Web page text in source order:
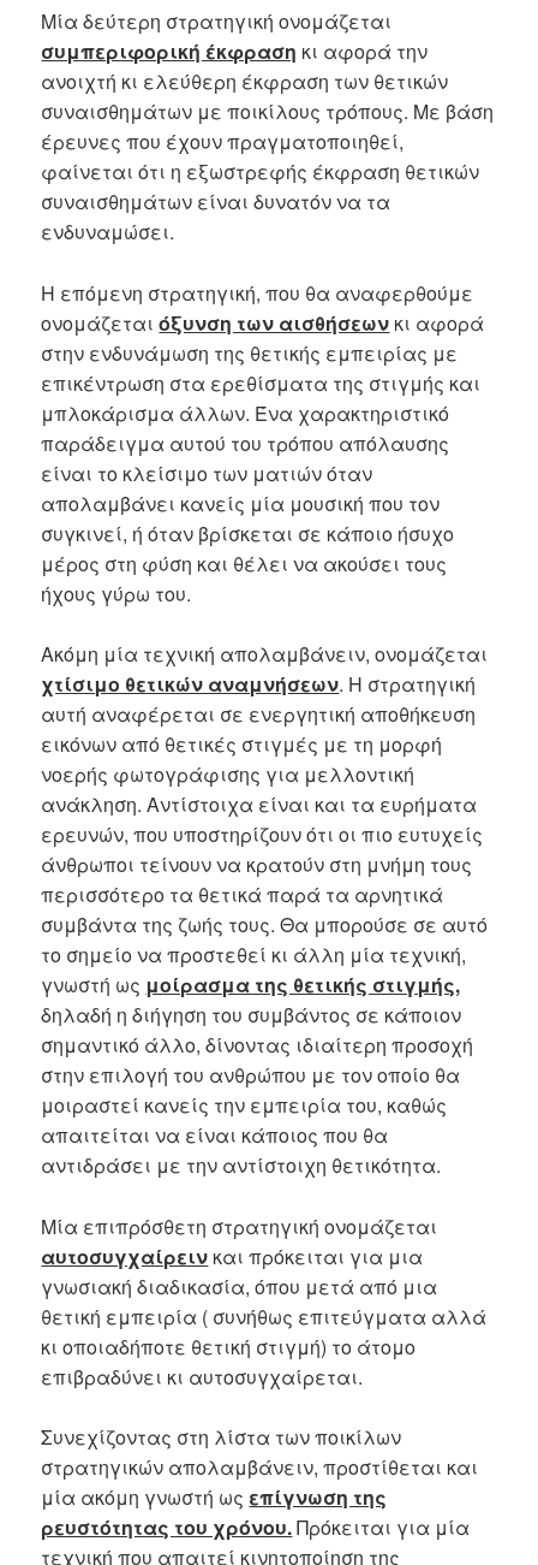
Μία δεύτερη στρατηγική ονομάζεται
συμπεριφορική έκφραση κι αφορά την
ανοιχτή κι ελεύθερη έκφραση των θετικών
συναισθημάτων με ποικίλους τρόπους. Με βάση
έρευνες που έχουν πραγματοποιηθεί,
φαίνεται ότι η εξωστρεφής έκφραση θετικών
συναισθημάτων είναι δυνατόν να τα
ενδυναμώσει.
Η επόμενη στρατηγική, που θα αναφερθούμε
ονομάζεταιόξυνση των αισθήσεων κι αφορά
στην ενδυνάμωση της θετικής εμπειρίας με
επικέντρωση στα ερεθίσματα της στιγμής και
μπλοκάρισμα άλλων. Ένα χαρακτηριστικό
παράδειγμα αυτού του τρόπου απόλαυσης
είναι το κλείσιμο των ματιών όταν
απολαμβάνει κανείς μία μουσική που τον
συγκινεί, ή όταν βρίσκεται σε κάποιο ήσυχο
μέρος στη φύση και θέλει να ακούσει τους
ήχους γύρω του.
Ακόμη μία τεχνική απολαμβάνειν, ονομάζεται
χτίσιμο θετικών αναμνήσεων. Η στρατηγική
αυτή αναφέρεται σε ενεργητική αποθήκευση
εικόνων από θετικές στιγμές με τη μορφή
νοερής φωτογράφισης για μελλοντική
ανάκληση. Αντίστοιχα είναι και τα ευρήματα
ερευνών, που υποστηρίζουν ότι οι πιο ευτυχείς
άνθρωποι τείνουν να κρατούν στη μνήμη τους
περισσότερο τα θετικά παρά τα αρνητικά
συμβάντα της ζωής τους. Θα μπορούσε σε αυτό
το σημείο να προστεθεί κι άλλη μία τεχνική,
γνωστή ως μοίρασμα της θετικής στιγμής,
δηλαδή η διήγηση του συμβάντος σε κάποιον
σημαντικό άλλο, δίνοντας ιδιαίτερη προσοχή
στην επιλογή του ανθρώπου με τον οποίο θα
μοιραστεί κανείς την εμπειρία του, καθώς
απαιτείται να είναι κάποιος που θα
αντιδράσει με την αντίστοιχη θετικότητα.
Μία επιπρόσθετη στρατηγική ονομάζεται
αυτοσυγχαίρειν και πρόκειται για μια
γνωσιακή διαδικασία, όπου μετά από μια
θετική εμπειρία ( συνήθως επιτεύγματα αλλά
κι οποιαδήποτε θετική στιγμή) το άτομο
επιβραδύνει κι αυτοσυγχαίρεται.
Συνεχίζοντας στη λίστα των ποικίλων
στρατηγικών απολαμβάνειν, προστίθεται και
μία ακόμη γνωστή ως επίγνωση της
ρευστότητας του χρόνου.Πρόκειται για μία
τεχνική που απαιτεί κινητοποίηση της